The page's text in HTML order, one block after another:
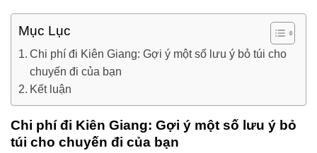
Mục Lục
Chi phí đi Kiên Giang: Gợi ý một số lưu ý bỏ túi cho
chuyến đi của bạn
Kết luận
Chi phí đi Kiên Giang: Gợi ý một số lưu ý bỏ
túi cho chuyến đi của bạn